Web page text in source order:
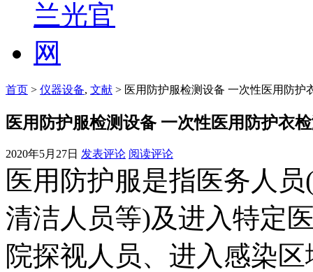
首页 > 仪器设备, 文献 > 医用防护服检测设备 一次性医用防护
医用防护服检测设备 一次性医用防护衣
2020年5月27日 发表评论 阅读评论
医用防护服是指医务人
清洁人员等)及进入特定
院探视人员、进入感染